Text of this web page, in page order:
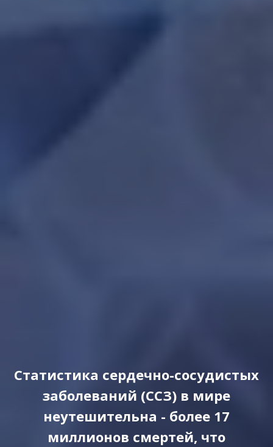
Статистика сердечно-сосудистых
заболеваний (ССЗ) в мире
неутешительна - более 17
миллионов смертей, что